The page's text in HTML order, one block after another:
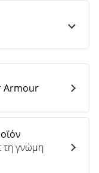
τη γνώμη
Armour